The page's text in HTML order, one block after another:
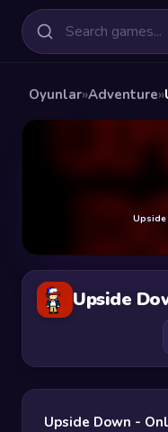
Oyunlar»Adventure»
Upside
Upside Down -